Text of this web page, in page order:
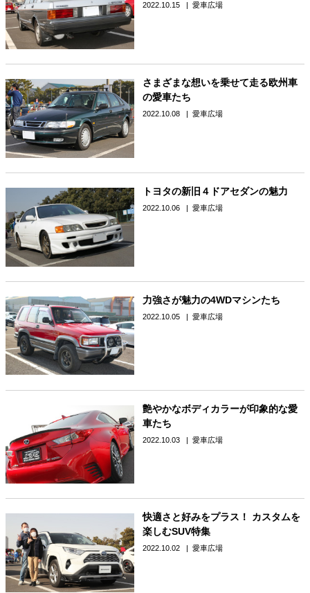
2022.10.15 愛車広場
さまざまな想いを乗せて走る欧州車
の愛車たち
2022.10.08 愛車広場
トヨタの新旧４ドアセダンの魅力
2022.10.06 愛車広場
力強さが魅力の4WDマシンたち
2022.10.05 愛車広場
艶やかなボディカラーが印象的な愛
車たち
2022.10.03 愛車広場
快適さと好みをプラス！ カスタムを
楽しむSUV特集
2022.10.02 愛車広場